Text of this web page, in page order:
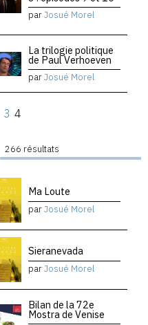
parJosué Morel
La trilogie politique
de Paul Verhoeven
parJosué Morel
3 4
266 résultats
Ma Loute
parJosué Morel
Sieranevada
parJosué Morel
Bilan de la 72e
Mostra de Venise